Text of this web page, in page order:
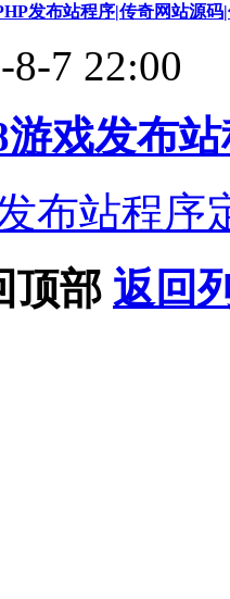
发布站程序|传奇网站源
7 22:00
游戏发布
布站程序
顶部 返回